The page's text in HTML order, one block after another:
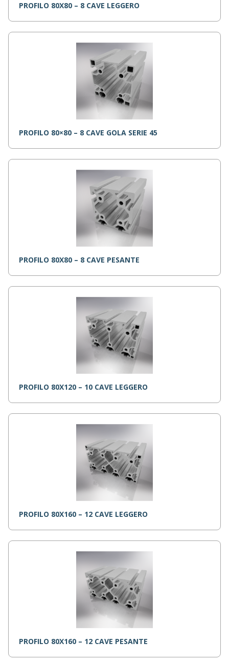
PROFILO 80X80 – 8 CAVE LEGGERO
PROFILO 80×80 – 8 CAVE GOLA SERIE 45
PROFILO 80X80 – 8 CAVE PESANTE
PROFILO 80X120 – 10 CAVE LEGGERO
PROFILO 80X160 – 12 CAVE LEGGERO
PROFILO 80X160 – 12 CAVE PESANTE